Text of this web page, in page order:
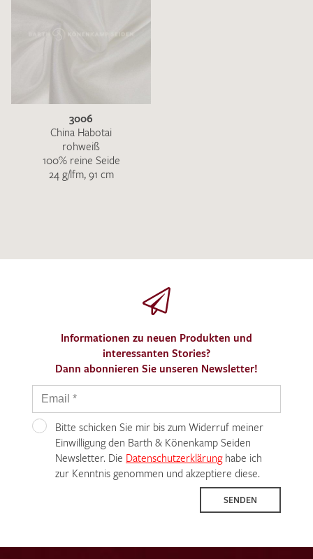
Ich bin damit einverstanden, dass meine angegebenen Daten
zur Beantwortung meiner Musteranfrage genutzt werden.
Datenschutzbestimmungenhabe ich zur Kenntnis
genommen und akzeptiere diese.
3006
China Habotai
rohweiß
100% reine Seide
24 g/lfm, 91 cm
Informationen zu neuen Produkten und
interessanten Stories?
Dann abonnieren Sie unseren Newsletter!
Bitte schicken Sie mir bis zum Widerruf meiner
Einwilligung den Barth & Könenkamp Seiden
Newsletter. Die Datenschutzerklärunghabe ich
zur Kenntnis genommen und akzeptiere diese.
SENDEN